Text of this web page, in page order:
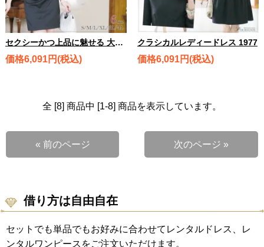
セクシーかつ上品に魅せる 大人の女性度アップドレス / 1097
価格6,091円(税込)
クラシカルレディードレス 1977
価格6,091円(税込)
全 [8] 商品中 [1-8] 商品を表示しています。
« 前のページ 次のページ »
借り方は自由自在
セットでも単品でもお好みに合わせてレンタルドレス、レ
ンタルワンピースをご注文いただけます。